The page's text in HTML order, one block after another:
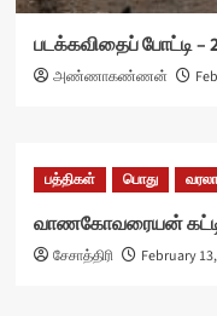
படக்கவிதைப் போட்டி –
அண்ணாகண்ணன்
பத்திகள் பொது
வாணகோவரையன்
சேசாத்திரி February